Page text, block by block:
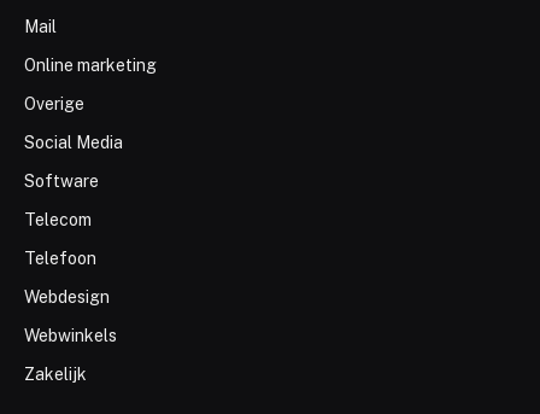
Mail
Online marketing
Overige
Social Media
Software
Telecom
Telefoon
Webdesign
Webwinkels
Zakelijk